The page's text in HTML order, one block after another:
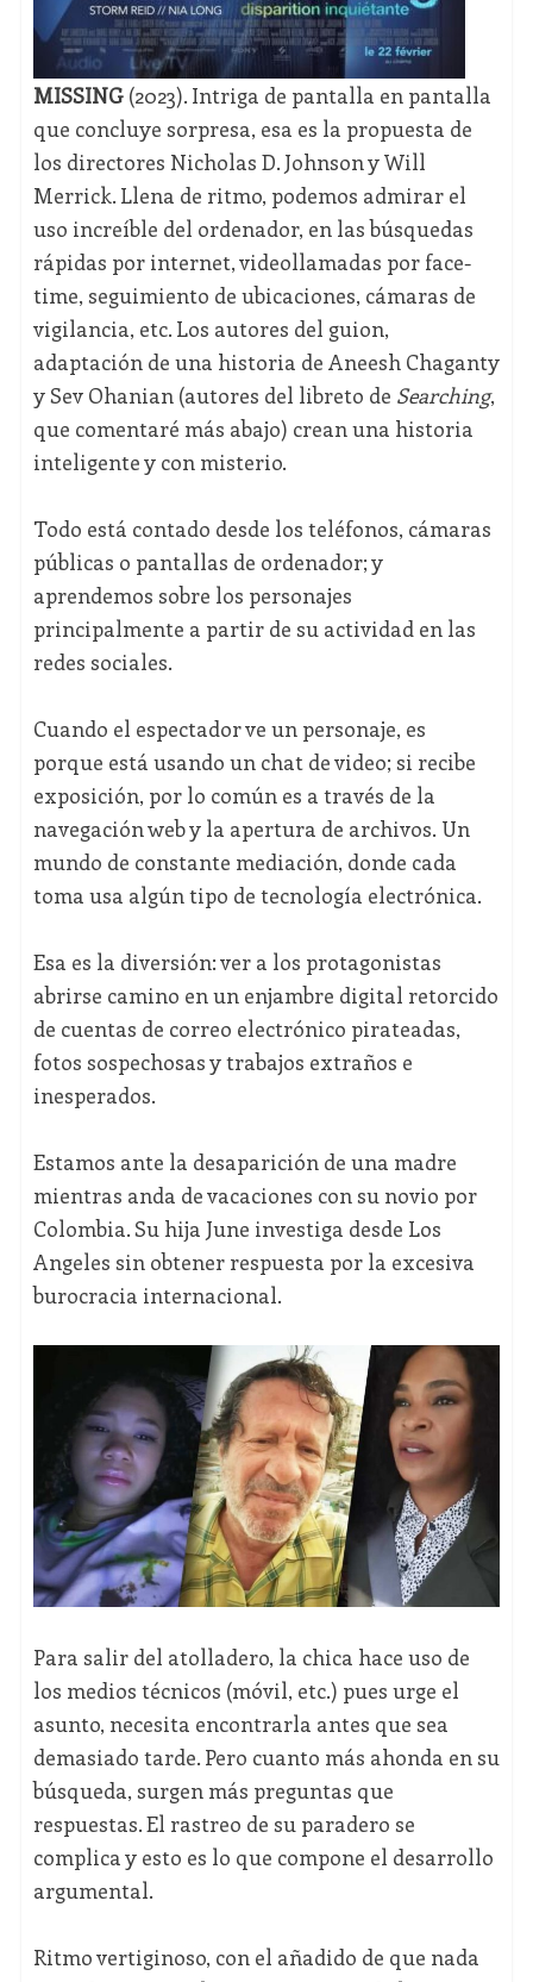
MISSING (2023). Intriga de pantalla en pantalla
que concluye sorpresa, esa es la propuesta de
los directores Nicholas D. Johnson y Will
Merrick. Llena de ritmo, podemos admirar el
uso increíble del ordenador, en las búsquedas
rápidas por internet, videollamadas por face-
time, seguimiento de ubicaciones, cámaras de
vigilancia, etc. Los autores del guion,
adaptación de una historia de Aneesh Chaganty
y Sev Ohanian (autores del libreto de Searching,
que comentaré más abajo) crean una historia
inteligente y con misterio.
Todo está contado desde los teléfonos, cámaras
públicas o pantallas de ordenador; y
aprendemos sobre los personajes
principalmente a partir de su actividad en las
redes sociales.
Cuando el espectador ve un personaje, es
porque está usando un chat de video; si recibe
exposición, por lo común es a través de la
navegación web y la apertura de archivos. Un
mundo de constante mediación, donde cada
toma usa algún tipo de tecnología electrónica.
Esa es la diversión: ver a los protagonistas
abrirse camino en un enjambre digital retorcido
de cuentas de correo electrónico pirateadas,
fotos sospechosas y trabajos extraños e
inesperados.
Estamos ante la desaparición de una madre
mientras anda de vacaciones con su novio por
Colombia. Su hija June investiga desde Los
Angeles sin obtener respuesta por la excesiva
burocracia internacional.
Para salir del atolladero, la chica hace uso de
los medios técnicos (móvil, etc.) pues urge el
asunto, necesita encontrarla antes que sea
demasiado tarde. Pero cuanto más ahonda en su
búsqueda, surgen más preguntas que
respuestas. El rastreo de su paradero se
complica y esto es lo que compone el desarrollo
argumental.
Ritmo vertiginoso, con el añadido de que nada